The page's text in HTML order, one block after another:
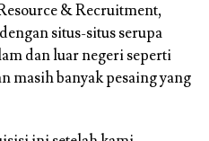
& Recruitment,
situs-situs serupa
dan luar negeri seperti
masih banyak pesaing yang